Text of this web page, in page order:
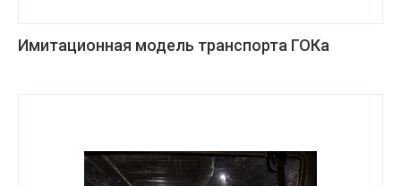
Имитационная модель транспорта ГОКа